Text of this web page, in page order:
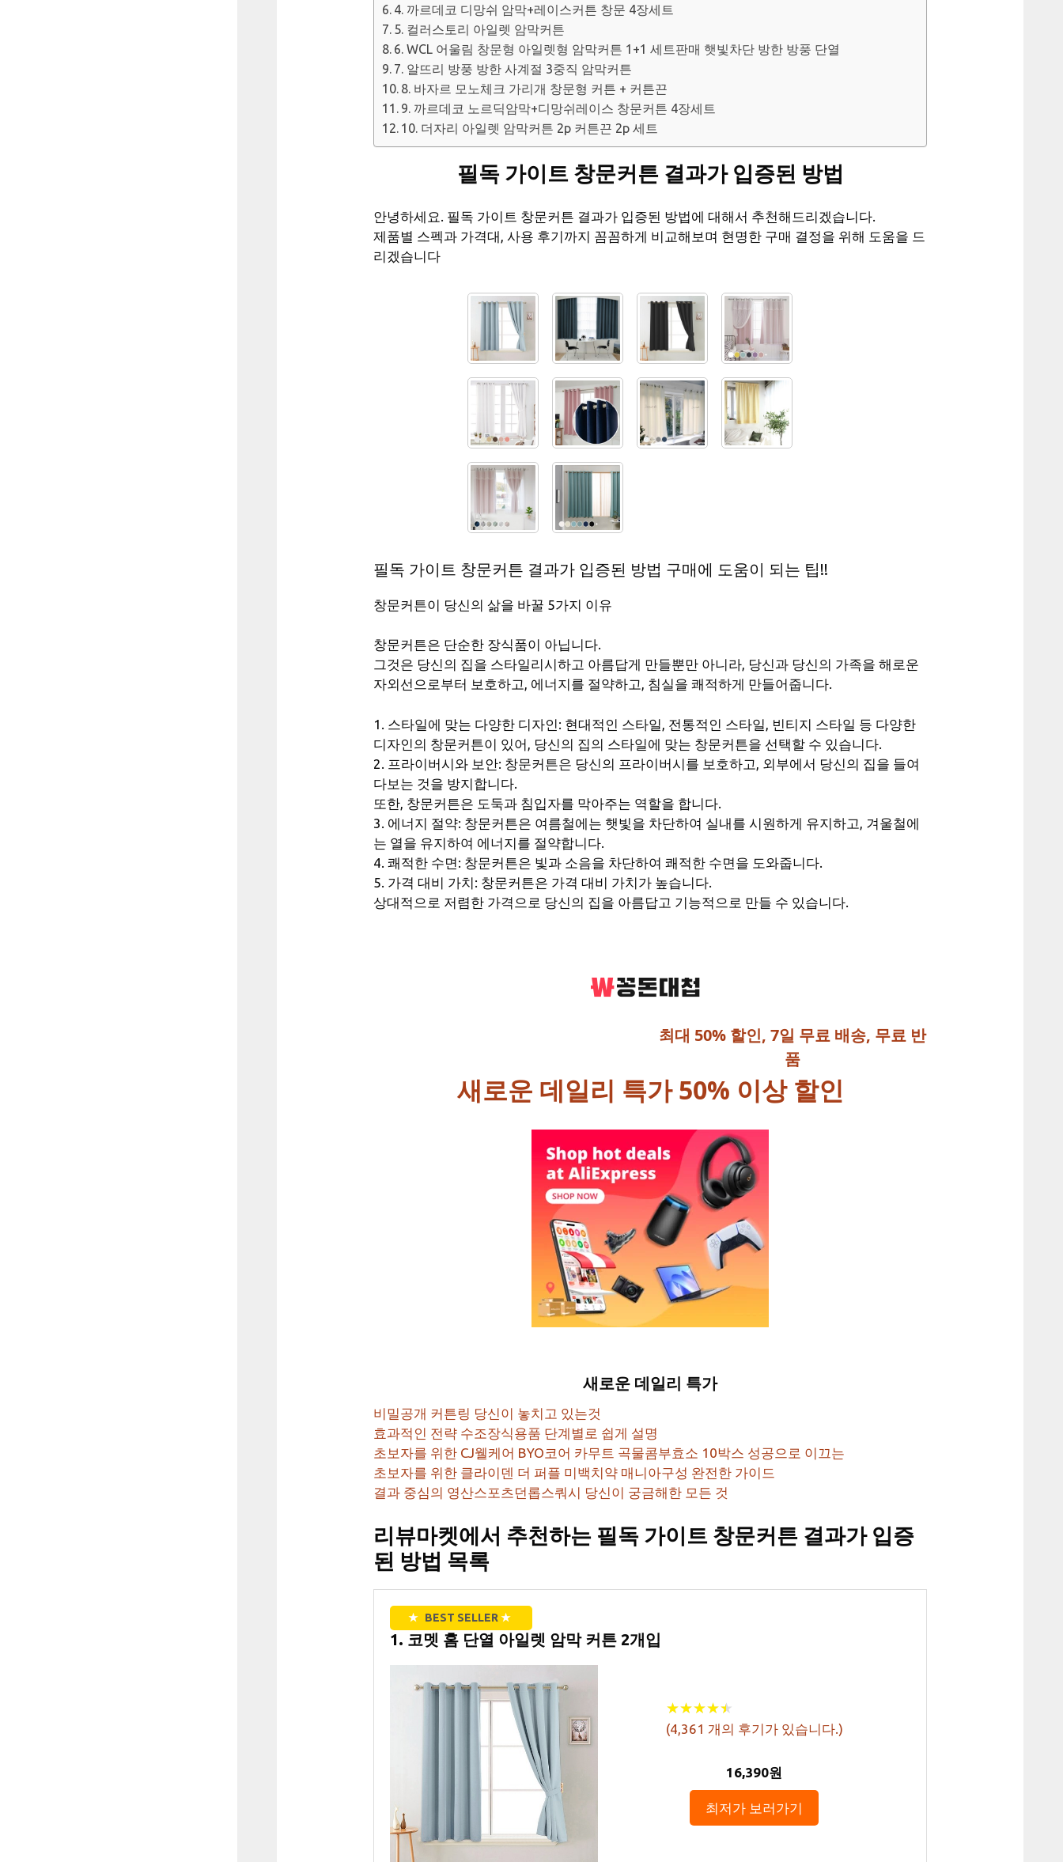
4. 까르데코 디망쉬 암막+레이스커튼 창문 4장세트
5. 컬러스토리 아일렛 암막커튼
6. WCL 어울림 창문형 아일렛형 암막커튼 1+1 세트판매 햇빛차단 방한 방풍 단열
7. 알뜨리 방풍 방한 사계절 3중직 암막커튼
8. 바자르 모노체크 가리개 창문형 커튼 + 커튼끈
9. 까르데코 노르딕암막+디망쉬레이스 창문커튼 4장세트
10. 더자리 아일렛 암막커튼 2p 커튼끈 2p 세트
필독 가이트 창문커튼 결과가 입증된 방법
안녕하세요. 필독 가이트 창문커튼 결과가 입증된 방법에 대해서 추천해드리겠습니다.
제품별 스펙과 가격대, 사용 후기까지 꼼꼼하게 비교해보며 현명한 구매 결정을 위해 도움을 드
리겠습니다
필독 가이트 창문커튼 결과가 입증된 방법 구매에 도움이 되는 팁!!
창문커튼이 당신의 삶을 바꿀 5가지 이유
창문커튼은 단순한 장식품이 아닙니다.
그것은 당신의 집을 스타일리시하고 아름답게 만들뿐만 아니라, 당신과 당신의 가족을 해로운
자외선으로부터 보호하고, 에너지를 절약하고, 침실을 쾌적하게 만들어줍니다.
1. 스타일에 맞는 다양한 디자인: 현대적인 스타일, 전통적인 스타일, 빈티지 스타일 등 다양한
디자인의 창문커튼이 있어, 당신의 집의 스타일에 맞는 창문커튼을 선택할 수 있습니다.
2. 프라이버시와 보안: 창문커튼은 당신의 프라이버시를 보호하고, 외부에서 당신의 집을 들여
다보는 것을 방지합니다.
또한, 창문커튼은 도둑과 침입자를 막아주는 역할을 합니다.
3. 에너지 절약: 창문커튼은 여름철에는 햇빛을 차단하여 실내를 시원하게 유지하고, 겨울철에
는 열을 유지하여 에너지를 절약합니다.
4. 쾌적한 수면: 창문커튼은 빛과 소음을 차단하여 쾌적한 수면을 도와줍니다.
5. 가격 대비 가치: 창문커튼은 가격 대비 가치가 높습니다.
상대적으로 저렴한 가격으로 당신의 집을 아름답고 기능적으로 만들 수 있습니다.
최대 50% 할인, 7일 무료 배송, 무료 반
품
새로운 데일리 특가 50% 이상 할인
새로운 데일리 특가
비밀공개 커튼링 당신이 놓치고 있는것
효과적인 전략 수조장식용품 단계별로 쉽게 설명
초보자를 위한 CJ웰케어 BYO코어 카무트 곡물콤부효소 10박스 성공으로 이끄는
초보자를 위한 클라이덴 더 퍼플 미백치약 매니아구성 완전한 가이드
결과 중심의 영산스포츠던롭스쿼시 당신이 궁금해한 모든 것
리뷰마켓에서 추천하는 필독 가이트 창문커튼 결과가 입증
된 방법 목록
★ BEST SELLER ★
1. 코멧 홈 단열 아일렛 암막 커튼 2개입
★★★★★
★★★★★
(4,361 개의 후기가 있습니다.)
16,390원
최저가 보러가기